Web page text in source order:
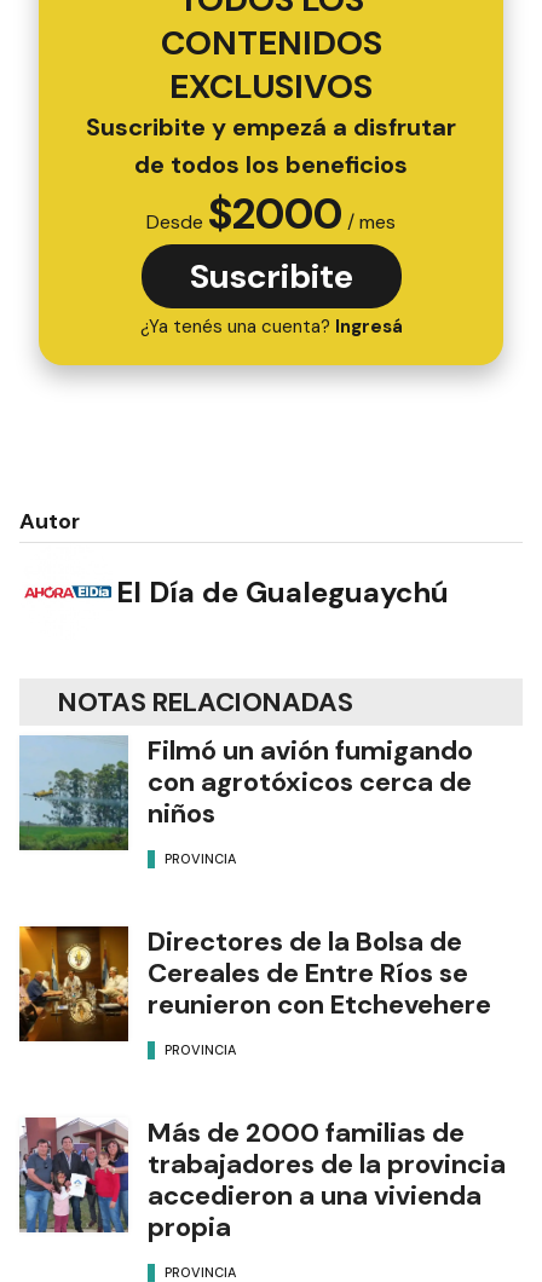
CONTENIDOS
EXCLUSIVOS
Suscribite y empezá a disfrutar
de todos los beneficios
Desde $2000 / mes
Suscribite
¿Ya tenés una cuenta? Ingresá
Autor
El Día de Gualeguaychú
NOTAS RELACIONADAS
Filmó un avión fumigando
con agrotóxicos cerca de
niños
PROVINCIA
Directores de la Bolsa de
Cereales de Entre Ríos se
reunieron con Etchevehere
PROVINCIA
Más de 2000 familias de
trabajadores de la provincia
accedieron a una vivienda
propia
PROVINCIA